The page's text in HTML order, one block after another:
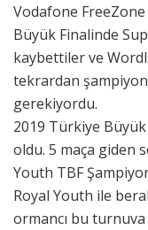
Vodafone
Büyük Finalinde
kaybettiler ve
tekrardan
gerekiyordu.
2019 Türkiye
oldu. 5 maça giden
Youth TBF
Royal Youth ile
ormancı bu turnuva